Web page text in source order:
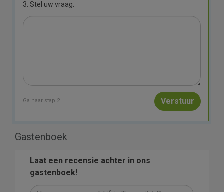
3. Stel uw vraag.
Ga naar stap 2
Gastenboek
Laat een recensie achter in ons
gastenboek!